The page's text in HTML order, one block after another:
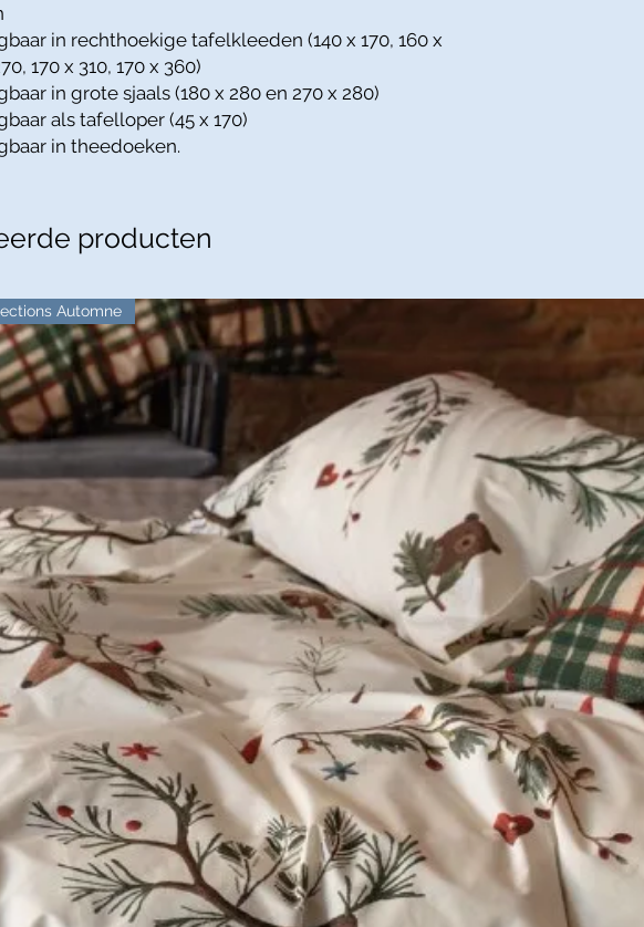
in rechthoekige tafelkleeden (140 x 170, 160 x
170 x 310, 170 x 360)
in grote sjaals (180 x 280 en 270 x 280)
als tafelloper (45 x 170)
in theedoeken.
producten
Automne